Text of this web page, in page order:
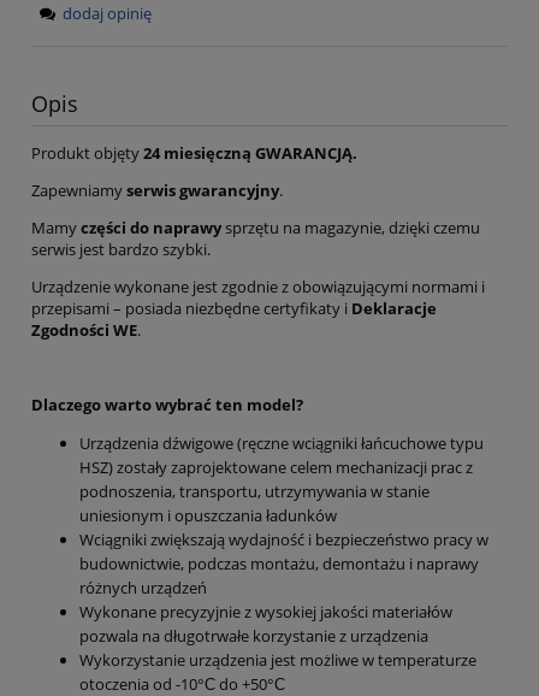
dodaj opinię
Opis
Produkt objęty24 miesięczną GWARANCJĄ.
Zapewniamyserwis gwarancyjny.
Mamyczęści do naprawysprzętu na magazynie, dzięki czemu
serwis jest bardzo szybki.
Urządzenie wykonane jest zgodnie z obowiązującymi normami i
przepisami – posiada niezbędne certyfikaty i Deklaracje
Zgodności WE.
Dlaczego warto wybrać ten model?
Urządzenia dźwigowe (ręczne wciągniki łańcuchowe typu
HSZ) zostały zaprojektowane celem mechanizacji prac z
podnoszenia, transportu, utrzymywania w stanie
uniesionym i opuszczania ładunków
Wciągniki zwiększają wydajność i bezpieczeństwo pracy w
budownictwie, podczas montażu, demontażu i naprawy
różnych urządzeń
Wykonane precyzyjnie z wysokiej jakości materiałów
pozwala na długotrwałe korzystanie z urządzenia
Wykorzystanie urządzenia jest możliwe w temperaturze
otoczenia od -10°С do +50°С